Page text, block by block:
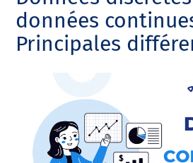
données
Principales